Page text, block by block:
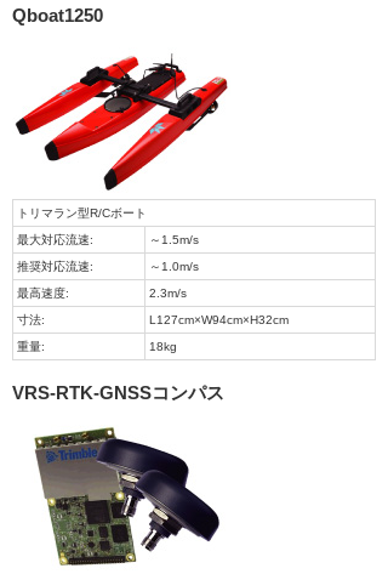
Qboat1250
トリマラン型R/Cボート
最大対応流速:
～1.5m/s
推奨対応流速:
～1.0m/s
最高速度:
2.3m/s
寸法:
L127cm×W94cm×H32cm
重量:
18kg
VRS-RTK-GNSSコンパス